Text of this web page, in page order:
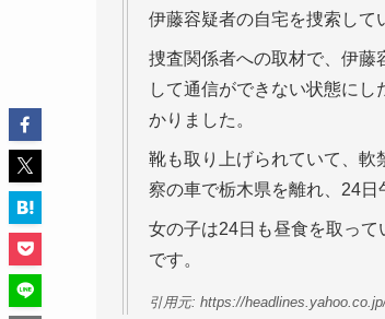
伊藤容疑者の自宅を捜索して
捜査関係者への取材で、伊藤
して通信ができない状態に
かりました。
靴も取り上げられていて、軟
察の車で栃木県を離れ、24日
女の子は24日も昼食を取っ
です。
引用元: https://